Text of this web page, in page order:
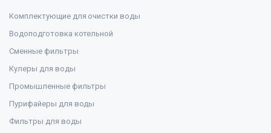
Комплектующие для очистки воды
Водоподготовка котельной
Сменные фильтры
Кулеры для воды
Промышленные фильтры
Пурифайеры для воды
Фильтры для воды